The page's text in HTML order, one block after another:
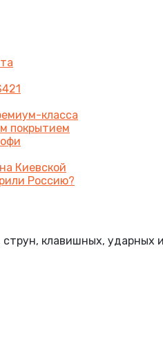
класса
покрытием
Киевской
Россию?
клавишных, ударных